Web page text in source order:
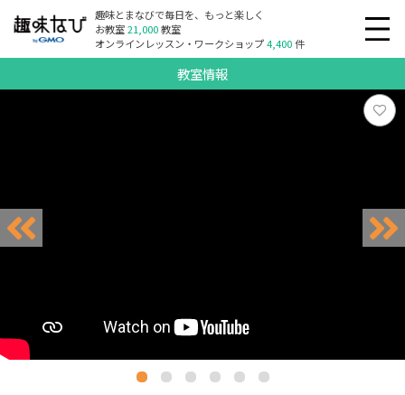
趣味とまなびで毎日を、もっと楽しく
お教室21,000教室
オンラインレッスン・ワークショップ4,400件
教室情報